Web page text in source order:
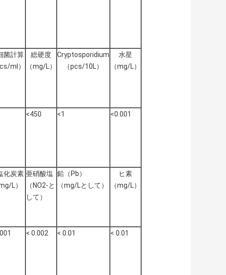
菌計算
ml）
総硬度
（mg/L）
Cryptosporidium
（pcs/10L）
水星
（mg/L）
<450 <1 <0.001
化炭素
L）
亜硝酸塩
（NO2-と
して）
鉛（Pb）
（mg/Lとして）
ヒ素
（mg/L）
< 0.002 < 0.01 < 0.01